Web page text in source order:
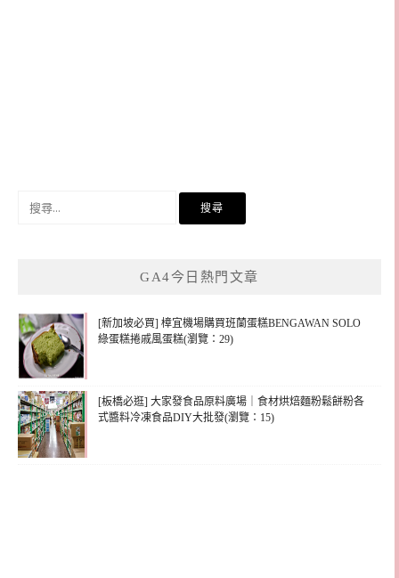
GA4今日熱門文章
[新加坡必買] 樟宜機場購買班蘭蛋糕BENGAWAN SOLO
綠蛋糕捲戚風蛋糕(瀏覽：29)
[板橋必逛] 大家發食品原料廣場｜食材烘焙麵粉鬆餅粉各
式醬料冷凍食品DIY大批發(瀏覽：15)